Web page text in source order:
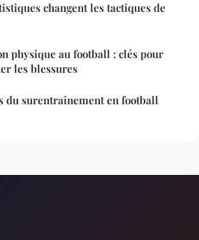
changent les tactiques de
physique au football : clés pour
les blessures
du surentraînement en football